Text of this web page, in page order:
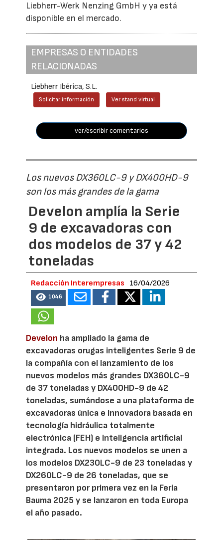
Liebherr-Werk Nenzing GmbH y ya está
disponible en el mercado.
EMPRESAS O ENTIDADES
RELACIONADAS
Liebherr Ibérica, S.L.
Solicitar información Ver stand virtual
ver/escribir comentarios
Los nuevos DX360LC-9 y DX400HD-9
son los más grandes de la gama
Develon amplía la Serie
9 de excavadoras con
dos modelos de 37 y 42
toneladas
Redacción Interempresas 16/04/2026
1046
Develon ha ampliado la gama de
excavadoras orugas inteligentes Serie 9 de
la compañía con el lanzamiento de los
nuevos modelos más grandes DX360LC-9
de 37 toneladas y DX400HD-9 de 42
toneladas, sumándose a una plataforma de
excavadoras única e innovadora basada en
tecnología hidráulica totalmente
electrónica (FEH) e inteligencia artificial
integrada. Los nuevos modelos se unen a
los modelos DX230LC-9 de 23 toneladas y
DX260LC-9 de 26 toneladas, que se
presentaron por primera vez en la Feria
Bauma 2025 y se lanzaron en toda Europa
el año pasado.